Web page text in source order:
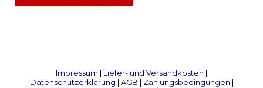
Impressum | Liefer- und Versandkosten |
Datenschutzerklärung | AGB | Zahlungsbedingungen |